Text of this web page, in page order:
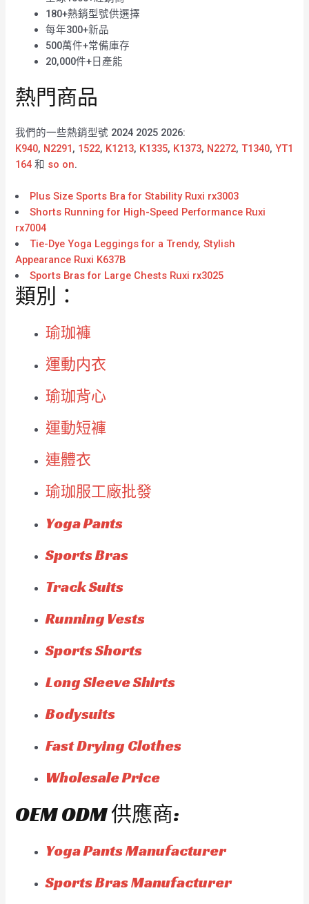
180+熱銷型號供選擇
每年300+新品
500萬件+常備庫存
20,000件+日產能
熱門商品
我們的一些熱銷型號 2024 2025 2026:
K940, N2291, 1522, K1213, K1335, K1373, N2272,T1340,YT1
164 和 so on.
Plus Size Sports Bra for Stability Ruxi rx3003
Shorts Running for High-Speed Performance Ruxi
rx7004
Tie-Dye Yoga Leggings for a Trendy, Stylish
Appearance Ruxi K637B
Sports Bras for Large Chests Ruxi rx3025
類別：
瑜珈褲
運動内衣
瑜珈背心
運動短褲
連體衣
瑜珈服工廠批發
Yoga Pants
Sports Bras
Track Suits
Running Vests
Sports Shorts
Long Sleeve Shirts
Bodysuits
Fast Drying Clothes
Wholesale Price
OEM ODM 供應商:
Yoga Pants Manufacturer
Sports Bras Manufacturer